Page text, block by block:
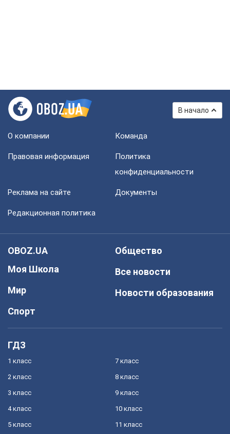
В начало
О компании Команда
Правовая информация
Политика
конфиденциальности
Реклама на сайте Документы
Редакционная политика
OBOZ.UA
Моя Школа
Мир
Спорт
Общество
Все новости
Новости образования
ГДЗ
1 класс
2 класс
3 класс
4 класс
5 класс
7 класс
8 класс
9 класс
10 класс
11 класс